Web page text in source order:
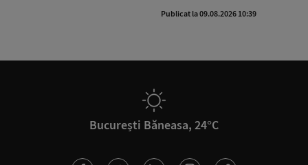
Publicat la 09.08.2026 10:39
București Băneasa, 24°C